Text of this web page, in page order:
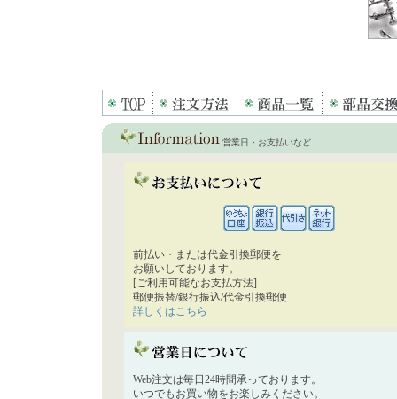
営業日・お支払いなど
前払い・または代金引換郵便を
お願いしております。
[ご利用可能なお支払方法]
郵便振替/銀行振込/代金引換郵便
詳しくはこちら
Web注文は毎日24時間承っております。
いつでもお買い物をお楽しみください。